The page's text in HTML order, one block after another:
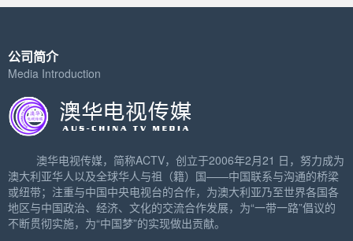
公司简介
Media Introduction
澳华电视传媒，简称ACTV，创立于2006年2月21 日，努力成为
澳大利亚华人以及全球华人与祖（籍）国——中国联系与沟通的桥梁
或纽带；注重与中国中央电视台的合作，为澳大利亚乃至世界各国各
地区与中国政治、经济、文化的交流合作发展，为“一带一路”倡议的
不断贯彻实施，为“中国梦”的实现做出贡献。